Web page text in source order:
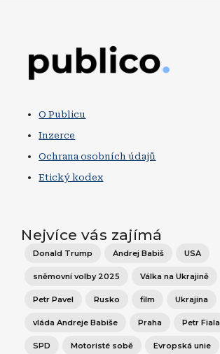
O Publicu
Inzerce
Ochrana osobních údajů
Etický kodex
Nejvíce vás zajímá
Donald Trump Andrej Babiš USA
sněmovní volby 2025 Válka na Ukrajině
Petr Pavel Rusko film Ukrajina
vláda Andreje Babiše Praha Petr Fiala
SPD Motoristé sobě Evropská unie